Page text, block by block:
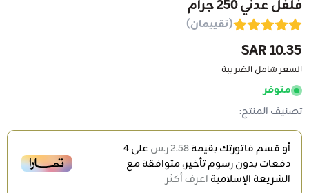
فلفل عدني 250 جرام
(تقييمان)
10.35 SAR
السعر شامل الضريبة
متوفر
تصنيف المنتج:
أو قسم فاتورتك بقيمة2.58 ر.س على4
دفعات بدون رسوم تأخير، متوافقة مع
الشريعة الإسلاميةاعرف أكثر